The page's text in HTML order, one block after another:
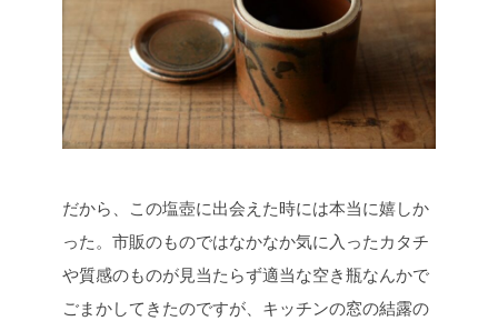
だから、この塩壺に出会えた時には本当に嬉しか
った。市販のものではなかなか気に入ったカタチ
や質感のものが見当たらず適当な空き瓶なんかで
ごまかしてきたのですが、キッチンの窓の結露の